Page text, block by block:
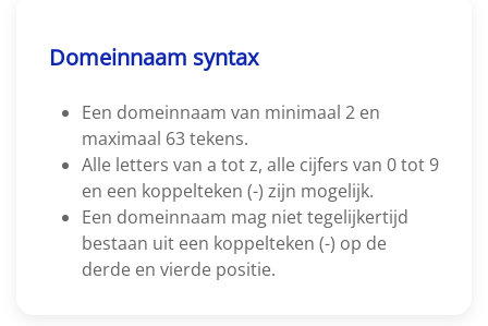
Domeinnaam syntax
Een domeinnaam van minimaal 2 en
maximaal 63 tekens.
Alle letters van a tot z, alle cijfers van 0 tot 9
en een koppelteken (-) zijn mogelijk.
Een domeinnaam mag niet tegelijkertijd
bestaan uit een koppelteken (-) op de
derde en vierde positie.